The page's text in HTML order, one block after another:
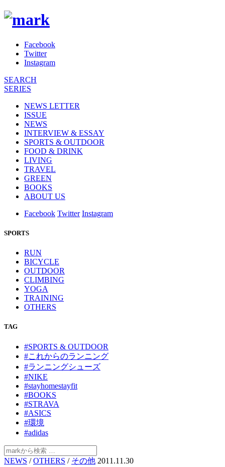
Facebook
Twitter
Instagram
SEARCH
SERIES
NEWS LETTER
ISSUE
NEWS
INTERVIEW & ESSAY
SPORTS & OUTDOOR
FOOD & DRINK
LIVING
TRAVEL
GREEN
BOOKS
ABOUT US
Facebook Twitter Instagram
SPORTS
RUN
BICYCLE
OUTDOOR
CLIMBING
YOGA
TRAINING
OTHERS
TAG
#SPORTS & OUTDOOR
#これからのランニング
#ランニングシューズ
#NIKE
#stayhomestayfit
#BOOKS
#STRAVA
#ASICS
#環境
#adidas
NEWS /OTHERS / その他 2011.11.30